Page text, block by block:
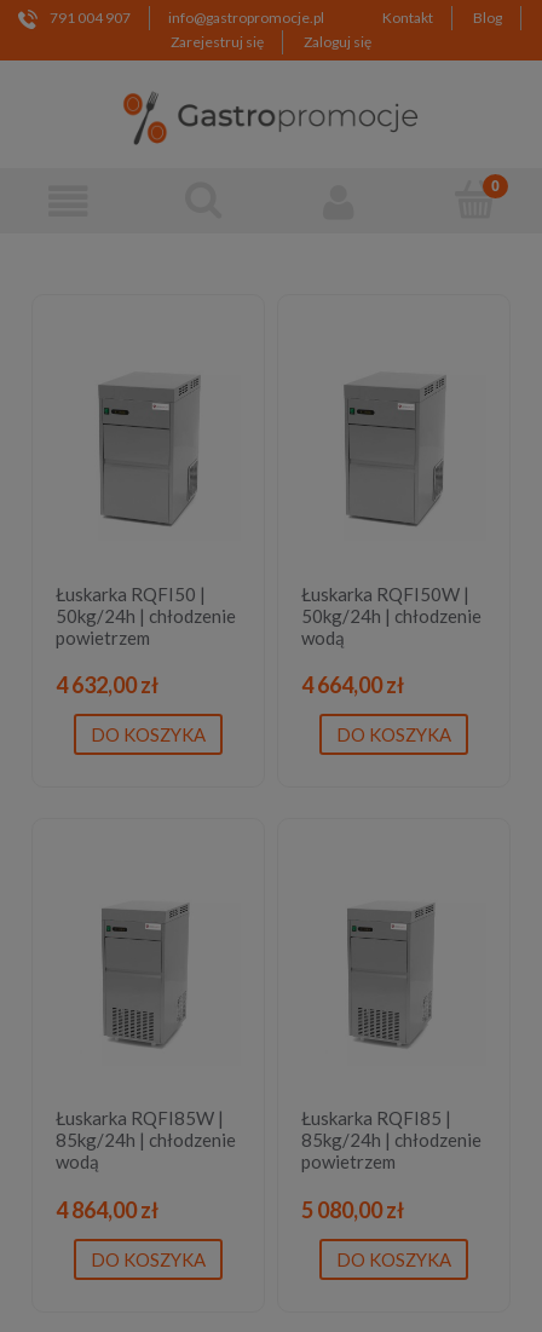
791 004 907 info@gastropromocje.pl Kontakt
Blog
Zarejestruj się
Zaloguj się
Łuskarka RQFI50 |
50kg/24h | chłodzenie
powietrzem
4 632,00 zł
DO KOSZYKA
Łuskarka RQFI50W |
50kg/24h | chłodzenie
wodą
4 664,00 zł
DO KOSZYKA
Łuskarka RQFI85W |
85kg/24h | chłodzenie
wodą
4 864,00 zł
DO KOSZYKA
Łuskarka RQFI85 |
85kg/24h | chłodzenie
powietrzem
5 080,00 zł
DO KOSZYKA